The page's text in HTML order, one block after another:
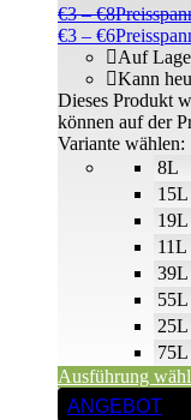
€3 –€8
€3 – €6
8L
15L
19L
11L
39L
55L
25L
75L
Auf
Kann
Variante wählen:
Ausführung
Dieses Produkt
können auf der
ANGEBOT